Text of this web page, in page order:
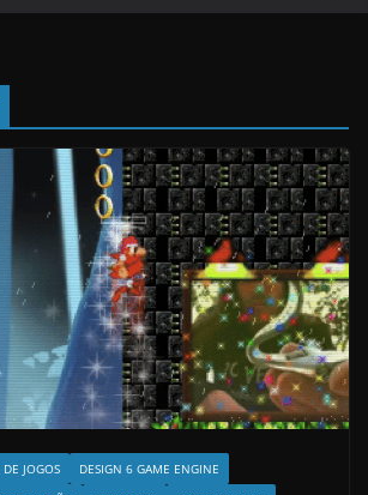
JOGOS
DESIGN 6 GAME ENGINE